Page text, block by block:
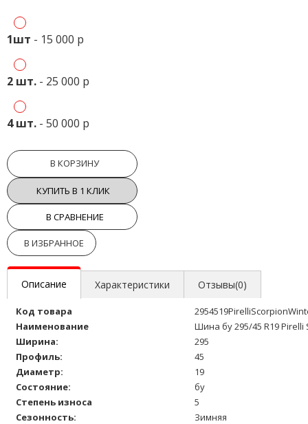
1шт - 15 000 р
2 шт. - 25 000 р
4 шт. - 50 000 р
В КОРЗИНУ
КУПИТЬ В 1 КЛИК
В СРАВНЕНИЕ
В ИЗБРАННОЕ
Описание Характеристики Отзывы(0)
Код товара
Наименование
Шина бу 295/45 R19 Pirelli
Ширина:
295
Профиль:
45
Диаметр:
19
Состояние:
бу
Степень износа
5
Сезонность:
Зимняя